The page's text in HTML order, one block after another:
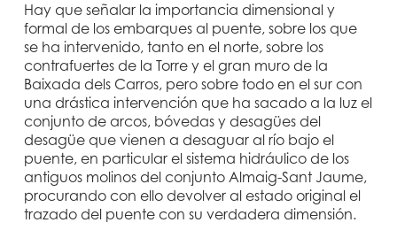
Hay que señalar la importancia dimensional y
formal de los embarques al puente, sobre los que
se ha intervenido, tanto en el norte, sobre los
contrafuertes de la Torre y el gran muro de la
Baixada dels Carros, pero sobre todo en el sur con
una drástica intervención que ha sacado a la luz el
conjunto de arcos, bóvedas y desagües del
desagüe que vienen a desaguar al río bajo el
puente, en particular el sistema hidráulico de los
antiguos molinos del conjunto Almaig-Sant Jaume,
procurando con ello devolver al estado original el
trazado del puente con su verdadera dimensión.